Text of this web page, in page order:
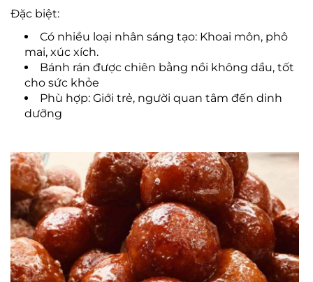
Đặc biệt:
Có nhiều loại nhân sáng tạo: Khoai môn, phô
mai, xúc xích.
Bánh rán được chiên bằng nồi không dầu, tốt
cho sức khỏe
Phù hợp: Giới trẻ, người quan tâm đến dinh
dưỡng